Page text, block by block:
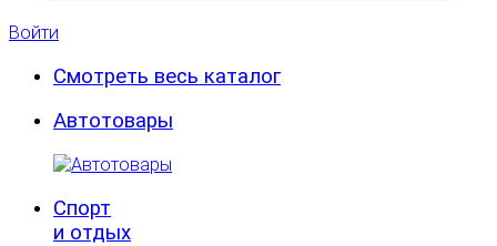
Войти
Смотреть весь каталог
Автотовары
Спорт
и отдых